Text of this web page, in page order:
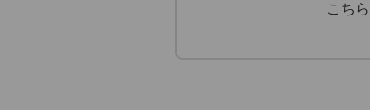
こちら